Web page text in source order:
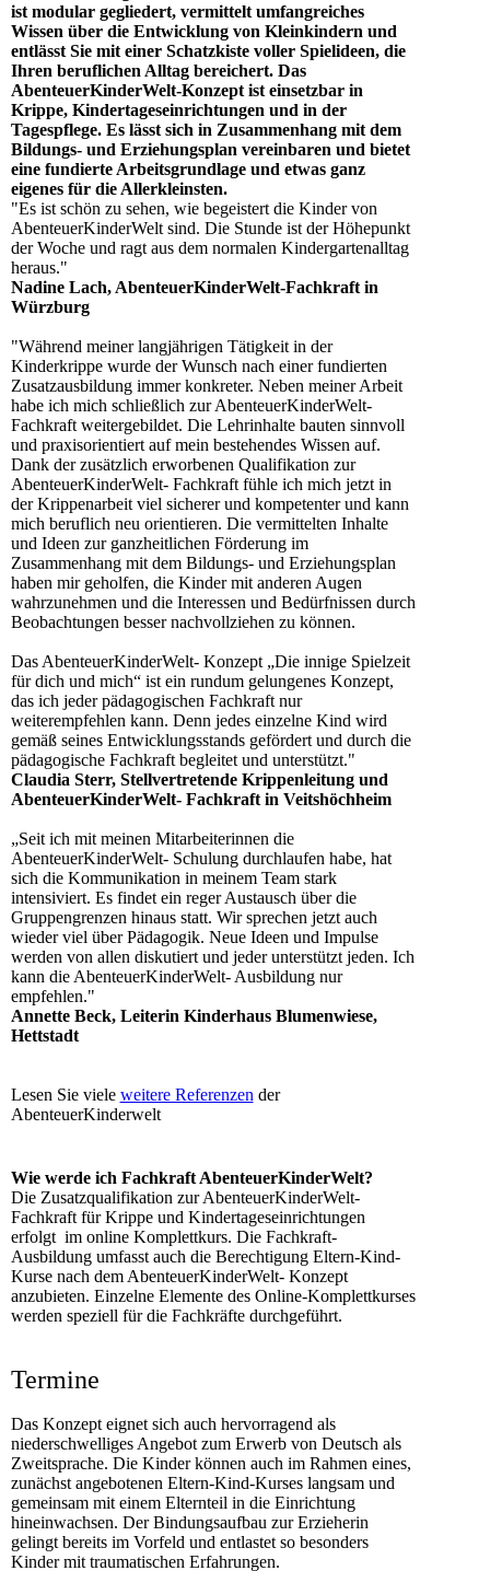
ist modular gegliedert, vermittelt umfangreiches
Wissen über die Entwicklung von Kleinkindern und
entlässt Sie mit einer Schatzkiste voller Spielideen, die
Ihren beruflichen Alltag bereichert. Das
AbenteuerKinderWelt-Konzept ist einsetzbar in
Krippe, Kindertageseinrichtungen und in der
Tagespflege. Es lässt sich in Zusammenhang mit dem
Bildungs- und Erziehungsplan vereinbaren und bietet
eine fundierte Arbeitsgrundlage und etwas ganz
eigenes für die Allerkleinsten.
"Es ist schön zu sehen, wie begeistert die Kinder von
AbenteuerKinderWelt sind. Die Stunde ist der Höhepunkt
der Woche und ragt aus dem normalen Kindergartenalltag
heraus."
Nadine Lach, AbenteuerKinderWelt-Fachkraft in
Würzburg
"Während meiner langjährigen Tätigkeit in der
Kinderkrippe wurde der Wunsch nach einer fundierten
Zusatzausbildung immer konkreter. Neben meiner Arbeit
habe ich mich schließlich zur AbenteuerKinderWelt-
Fachkraft weitergebildet. Die Lehrinhalte bauten sinnvoll
und praxisorientiert auf mein bestehendes Wissen auf.
Dank der zusätzlich erworbenen Qualifikation zur
AbenteuerKinderWelt- Fachkraft fühle ich mich jetzt in
der Krippenarbeit viel sicherer und kompetenter und kann
mich beruflich neu orientieren. Die vermittelten Inhalte
und Ideen zur ganzheitlichen Förderung im
Zusammenhang mit dem Bildungs- und Erziehungsplan
haben mir geholfen, die Kinder mit anderen Augen
wahrzunehmen und die Interessen und Bedürfnissen durch
Beobachtungen besser nachvollziehen zu können.
Das AbenteuerKinderWelt- Konzept „Die innige Spielzeit
für dich und mich“ ist ein rundum gelungenes Konzept,
das ich jeder pädagogischen Fachkraft nur
weiterempfehlen kann. Denn jedes einzelne Kind wird
gemäß seines Entwicklungsstands gefördert und durch die
pädagogische Fachkraft begleitet und unterstützt."
Claudia Sterr, Stellvertretende Krippenleitung und
AbenteuerKinderWelt- Fachkraft in Veitshöchheim
„Seit ich mit meinen Mitarbeiterinnen die
AbenteuerKinderWelt- Schulung durchlaufen habe, hat
sich die Kommunikation in meinem Team stark
intensiviert. Es findet ein reger Austausch über die
Gruppengrenzen hinaus statt. Wir sprechen jetzt auch
wieder viel über Pädagogik. Neue Ideen und Impulse
werden von allen diskutiert und jeder unterstützt jeden. Ich
kann die AbenteuerKinderWelt- Ausbildung nur
empfehlen."
Annette Beck, Leiterin Kinderhaus Blumenwiese,
Hettstadt
Lesen Sie viele weitere Referenzen der
AbenteuerKinderwelt
Wie werde ich Fachkraft AbenteuerKinderWelt?
Die Zusatzqualifikation zur AbenteuerKinderWelt-
Fachkraft für Krippe und Kindertages­einrichtungen
erfolgt im online Komplettkurs. Die Fachkraft-
Ausbildung umfasst auch die Berechtigung Eltern-Kind-
Kurse nach dem AbenteuerKinderWelt- Konzept
anzubieten. Einzelne Elemente des Online-Komplettkurses
werden speziell für die Fachkräfte durchgeführt.
Termine
Das Konzept eignet sich auch hervorragend als
niederschwelliges Angebot zum Erwerb von Deutsch als
Zweitsprache. Die Kinder können auch im Rahmen eines,
zunächst angebotenen Eltern-Kind-Kurses langsam und
gemeinsam mit einem Elternteil in die Einrichtung
hineinwachsen. Der Bindungsaufbau zur Erzieherin
gelingt bereits im Vorfeld und entlastet so besonders
Kinder mit traumatischen Erfahrungen.